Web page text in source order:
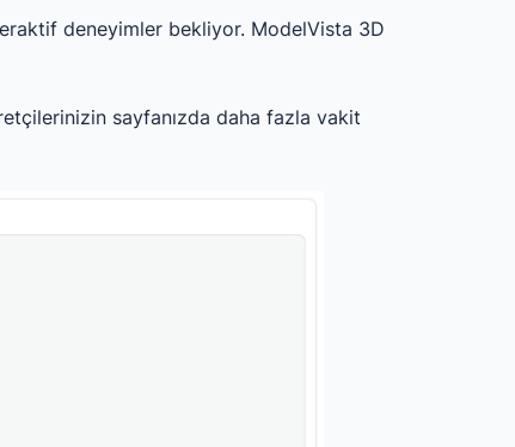
deneyimler bekliyor. ModelVista 3D
sayfanızda daha fazla vakit